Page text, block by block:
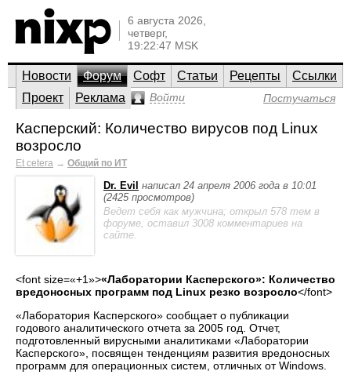
6 августа 2026,
четверг,
19:22:47 MSK
Новости Форум Софт Статьи Рецепты
Ссылки
Проект
Реклама Войти Постучаться
Касперский: Количество вирусов под Linux
возросло
Et cetera → Общий по ИТ
Dr. Evil написал 24 апреля 2006 года в 10:01
(2425 просмотров)
Ведет себя как мужчина; открыл 578 тем в
форуме, оставил 3008 комментариев на
сайте.
<font size=«+1»>«Лаборатории Касперского»: Количество
вредоносных программ под Linux резко возросло</font>
«Лаборатория Касперского» сообщает о публикации
годового аналитического отчета за 2005 год. Отчет,
подготовленный вирусными аналитиками «Лаборатории
Касперского», посвящен тенденциям развития вредоносных
программ для операционных систем, отличных от Windows.